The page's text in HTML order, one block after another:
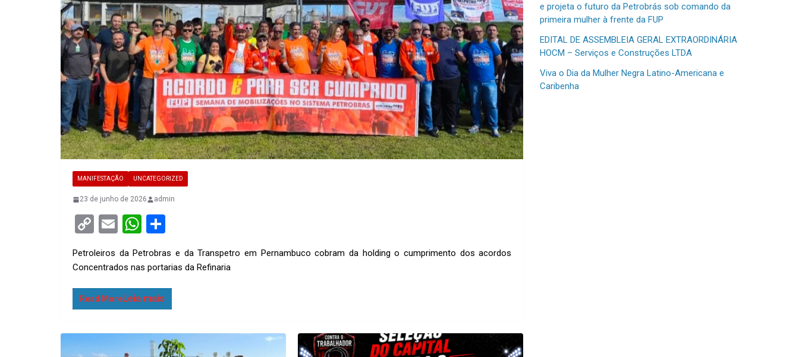
MANIFESTAÇÃO UNCATEGORIZED
23 de junho de 2026 admin
C
py
n
E
ail
W
at
A
p
ar
Petroleiros da Petrobras e da Transpetro em Pernambuco cobram da holding o cumprimento dos acordos
Concentrados nas portarias da Refinaria
Read More
e projeta o futuro da Petrobrás sob comando da
primeira mulher à frente da FUP
EDITAL DE ASSEMBLEIA GERAL EXTRAORDINÁRIA
HOCM – Serviços e Construções LTDA
Viva o Dia da Mulher Negra Latino-Americana e
Caribenha